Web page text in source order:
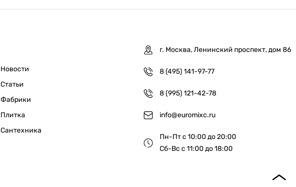
Новости
Статьи
Фабрики
Плитка
Сантехника
г. Москва, Ленинский проспект, дом 86
8 (495) 141-97-77
8 (995) 121-42-78
info@euromixc.ru
Пн-Пт с 10:00 до 20:00
Сб-Вс с 11:00 до 18:00